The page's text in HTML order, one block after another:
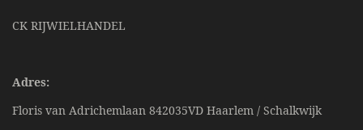
CK RIJWIELHANDEL
Adres:
Floris van Adrichemlaan 842035VD Haarlem / Schalkwijk